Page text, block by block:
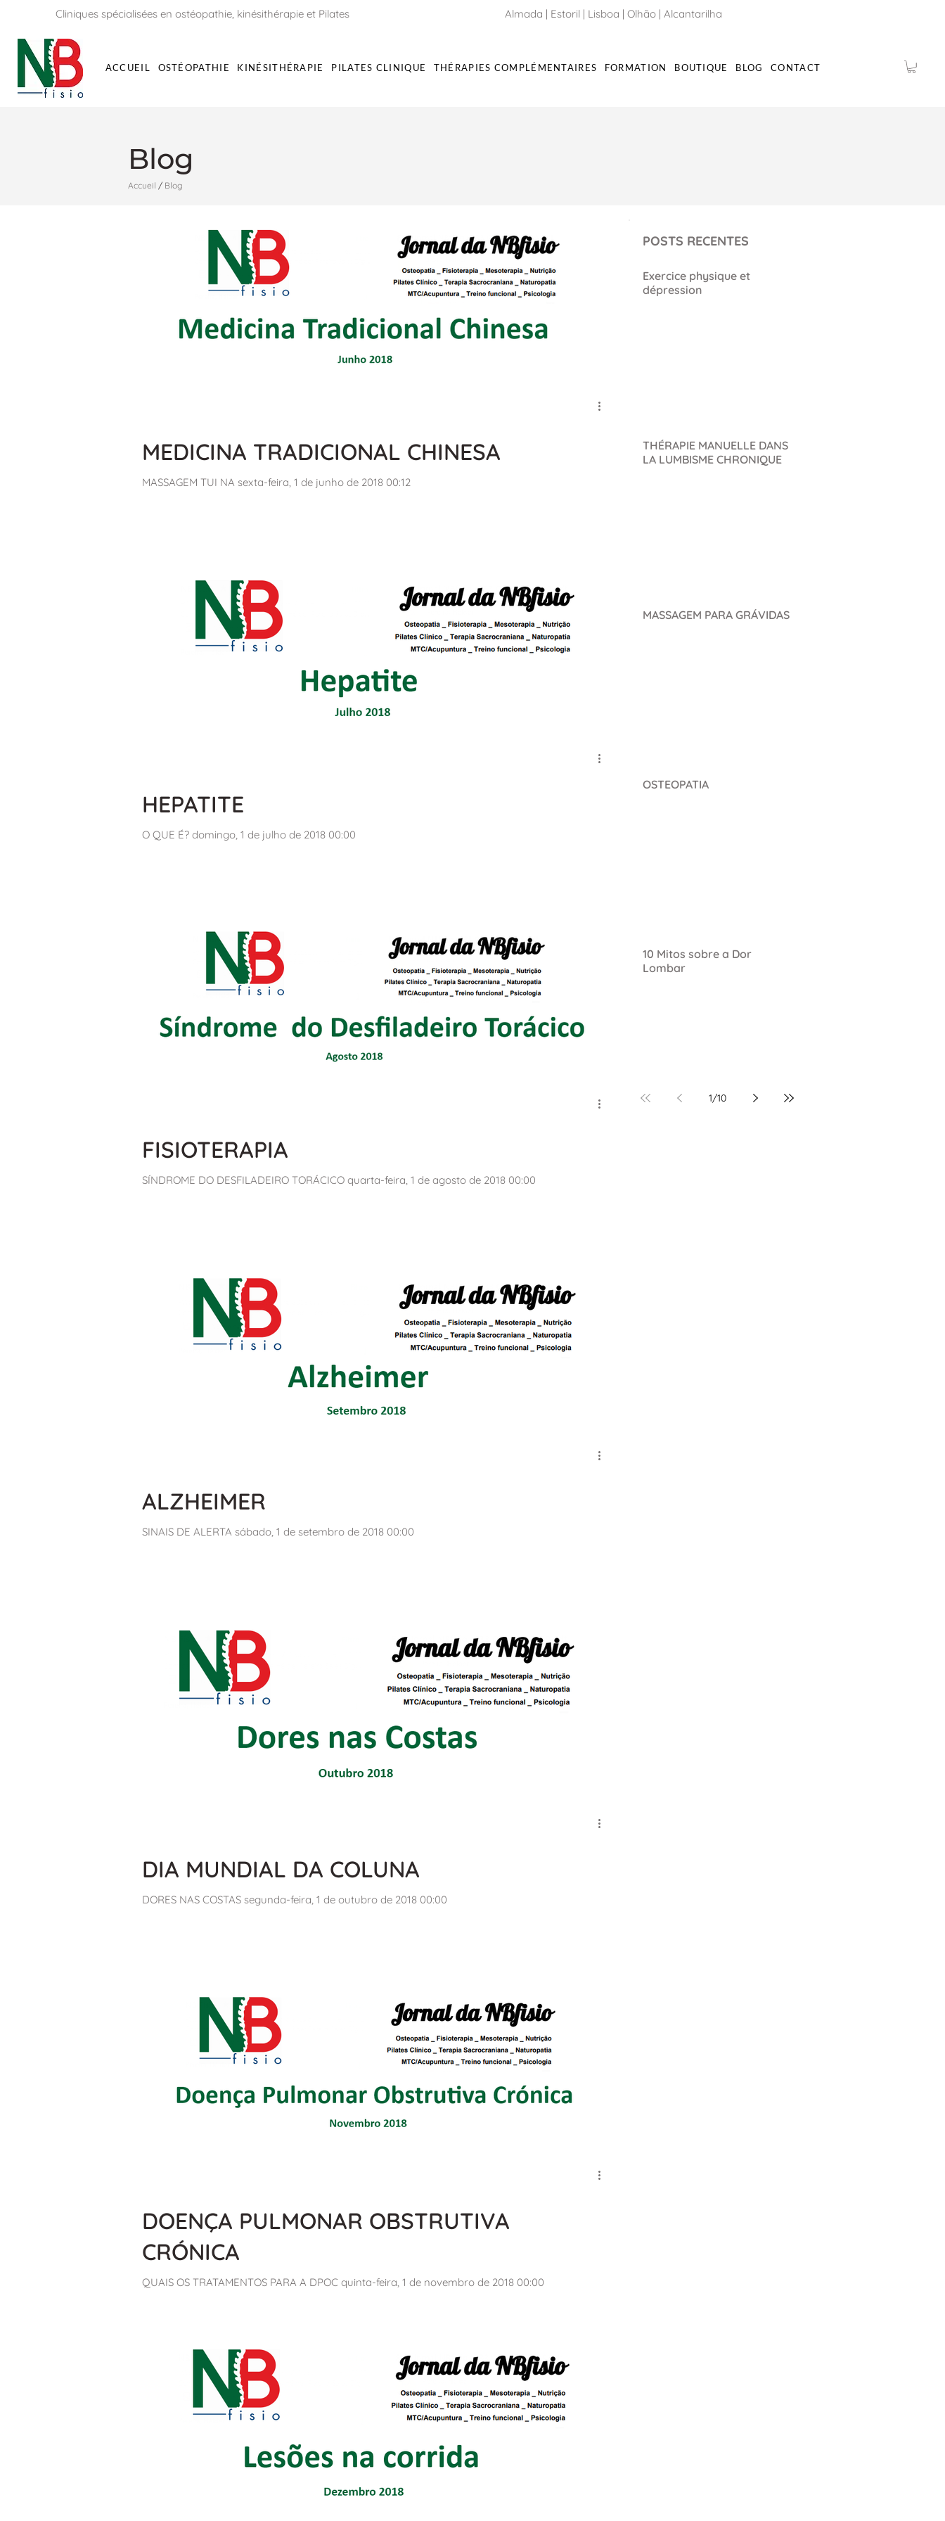
Cliniques spécialisées en ostéopathie, kinésithérapie et Pilates Almada | Estoril| Lisboa | Olhão| Alcantarilha
ACCUEIL OSTÉOPATHIE KINÉSITHÉRAPIE PILATES CLINIQUE THÉRAPIES COMPLÉMENTAIRES FORMATION BOUTIQUE BLOG CONTACT
Blog
Accueil / Blog
MEDICINA TRADICIONAL CHINESA
MASSAGEM TUI NA sexta-feira, 1 de junho de 2018 00:12
HEPATITE
O QUE É? domingo, 1 de julho de 2018 00:00
FISIOTERAPIA
SÍNDROME DO DESFILADEIRO TORÁCICO quarta-feira, 1 de agosto de 2018 00:00
ALZHEIMER
SINAIS DE ALERTA sábado, 1 de setembro de 2018 00:00
DIA MUNDIAL DA COLUNA
DORES NAS COSTAS segunda-feira, 1 de outubro de 2018 00:00
DOENÇA PULMONAR OBSTRUTIVA
CRÓNICA
QUAIS OS TRATAMENTOS PARA A DPOC quinta-feira, 1 de novembro de 2018 00:00
POSTS RECENTES
Exercice physique et
dépression
THÉRAPIE MANUELLE DANS
LA LUMBISME CHRONIQUE
MASSAGEM PARA GRÁVIDAS
OSTEOPATIA
10 Mitos sobre a Dor
Lombar
1/10